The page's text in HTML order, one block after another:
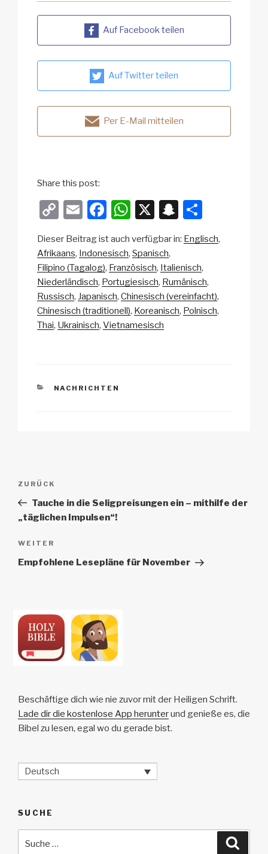
Auf Facebook teilen
Auf Twitter teilen
Per E-Mail mitteilen
Share this post:
C
p
y
Li
n
k
E
ail
F
c
e
b
o
o
W
at
s
A
p
p
X
S
a
p
c
h
e
n
Dieser Beitrag ist auch verfügbar in: Englisch
Afrikaans
Indonesisch Spanisch
Filipino (Tagalog) Französisch
Italienisch
Niederländisch Portugiesisch Rumänisch
Russisch Japanisch Chinesisch (vereinfacht)
Chinesisch (traditionell) Koreanisch Polnisch
Thai Ukrainisch Vietnamesisch
KATEGORIEN
NACHRICHTEN
Beitrags-
Vorheriger
Beitrag
ZURÜCK
Tauche in die Seligpreisungen ein – mithilfe der
„täglichen Impulsen“!
Nächster
Beitrag
WEITER
Empfohlene Lesepläne für November
Beschäftige dich wie nie zuvor mit der Heiligen Schrift.
Lade dir die kostenlose App herunterund genieße es, die
Bibel zu lesen, egal wo du gerade bist.
Deutsch
SUCHE